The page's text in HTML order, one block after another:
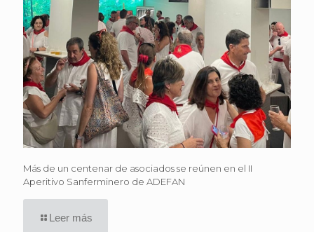
Más de un centenar de asociados se reúnen en el II
Aperitivo Sanferminero de ADEFAN
Leer más